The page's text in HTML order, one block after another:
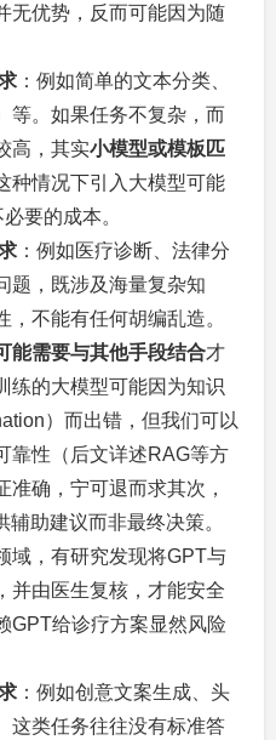
无优势，反而可能因为随
：例如简单的文本分类、
等。如果任务不复杂，而
高，其实小模型或模板匹
种情况下引入大模型可能
要的成本。
：例如医疗诊断、法律分
题，既涉及海量复杂知
不能有任何胡编乱造。
能需要与其他手段结合才
练的大模型可能因为知识
）而出错，但我们可以
靠性（后文详述RAG等方
准确，宁可退而求其次，
助建议而非最终决策。
域，有研究发现将GPT与
并由医生复核，才能安全
GPT给诊疗方案显然风险
：例如创意文案生成、头
这类任务往往没有标准答